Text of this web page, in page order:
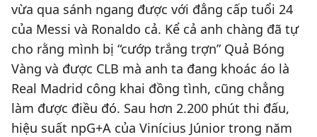
vừa qua sánh ngang được với đẳng cấp tuổi 24
của Messi và Ronaldo cả. Kể cả anh chàng đã tự
cho rằng mình bị “cướp trắng trợn” Quả Bóng
Vàng và được CLB mà anh ta đang khoác áo là
Real Madrid công khai đồng tình, cũng chẳng
làm được điều đó. Sau hơn 2.200 phút thi đấu,
hiệu suất npG+A của Vinícius Júnior trong năm